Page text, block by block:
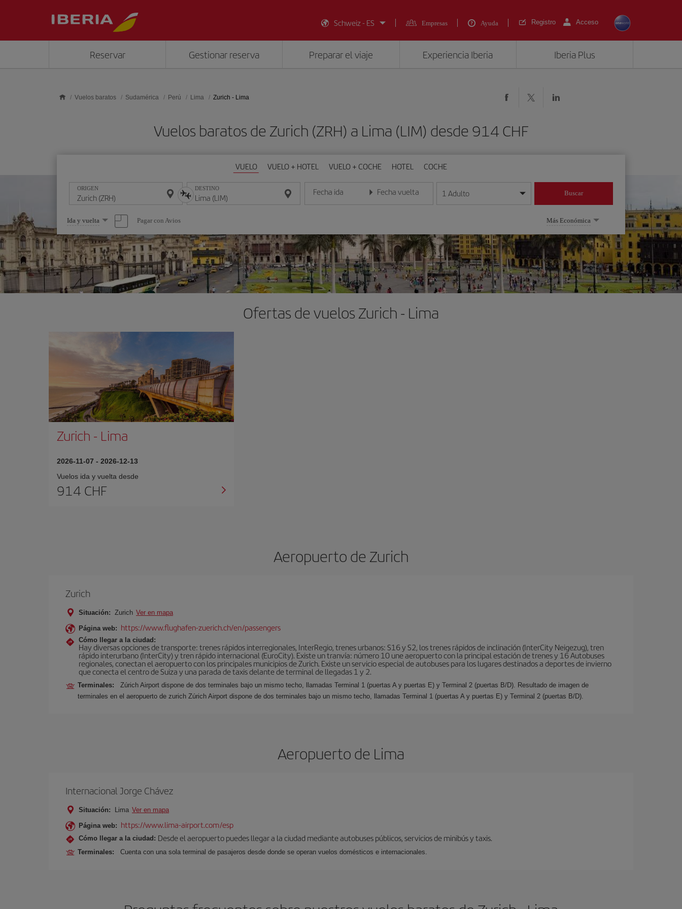
Schweiz - ES
Empresas Ayuda Registro Acceso
Reservar Gestionar reserva Preparar el viaje Experiencia Iberia Iberia Plus
Vuelos baratos Sudamérica Perú Lima Zurich - Lima
Vuelos baratos de Zurich (ZRH) a Lima (LIM) desde 914 CHF
VUELO VUELO + HOTEL VUELO + COCHE HOTEL COCHE
ORIGEN DESTINO Fecha ida
Introduce la fecha en formato día/mes/año
Fecha vuelta
Introduce la fecha en formato día/mes/año
1 Adulto Buscar
Seleccione
una
opción
Ida y vuelta Pagar con Avios Más Económica
Ofertas de vuelos Zurich - Lima
Zurich - Lima
2026-11-07 - 2026-12-13
Vuelos ida y vuelta desde
914 CHF
Aeropuerto de Zurich
Zurich
Situación: Zurich Ver en mapa
Página web: https://www.flughafen-zuerich.ch/en/passengers
Cómo llegar a la ciudad:
Hay diversas opciones de transporte: trenes rápidos interregionales, InterRegio, trenes urbanos: S16 y S2, los trenes rápidos de inclinación (InterCity Neigezug), tren
rápido interurbano (InterCity) y tren rápido internacional (EuroCity). Existe un tranvía: número 10 une aeropuerto con la principal estación de trenes y 16 Autobuses
regionales, conectan el aeropuerto con los principales municipios de Zurich. Existe un servicio especial de autobuses para los lugares destinados a deportes de invierno
que conecta el centro de Suiza y una parada de taxis delante de terminal de llegadas 1 y 2.
Terminales:
Zúrich Airport dispone de dos terminales bajo un mismo techo, llamadas Terminal 1 (puertas A y puertas E) y Terminal 2 (puertas B/D). Resultado de imagen de
terminales en el aeropuerto de zurich Zúrich Airport dispone de dos terminales bajo un mismo techo, llamadas Terminal 1 (puertas A y puertas E) y Terminal 2 (puertas B/D).
Aeropuerto de Lima
Internacional Jorge Chávez
Situación: Lima Ver en mapa
Página web: https://www.lima-airport.com/esp
Cómo llegar a la ciudad: Desde el aeropuerto puedes llegar a la ciudad mediante autobuses públicos, servicios de minibús y taxis.
Terminales: Cuenta con una sola terminal de pasajeros desde donde se operan vuelos domésticos e internacionales.